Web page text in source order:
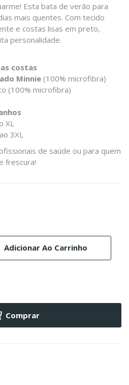
Esta bata de verão para
mais quentes. Com tecido
e costas lisas em preto,
personalidade.
costas
Minnie (100% microfibra)
(100% microfibra)
XL
3XL
de saúde ou para quem
frescura!
Adicionar Ao Carrinho
Comprar